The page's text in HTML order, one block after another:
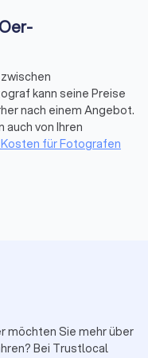
das Bild in eine
Familienfotos oder
Die besten
zu machen,
Emotionen
Absprachen ein,
Bilder, sondern
kann seine Preise
nach einem Angebot.
von Ihren
für Fotografen
möchten Sie mehr über
Bei Trustlocal